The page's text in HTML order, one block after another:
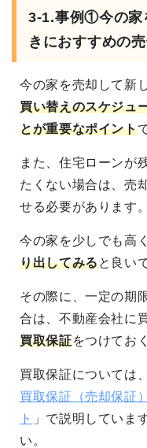
3-1.事例①今の家
きにおすすめの
今の家を売却して新
買い替えのスケジュ
とが重要なポイント
また、住宅ローンが
たくない場合は、売
せる必要があります。
今の家を少しでも高
り出してみると良い
その際に、一定の期
合は、不動産会社に
買取保証をつけてお
買取保証については
買取保証（売却保証
ト 」で説明していま
い。